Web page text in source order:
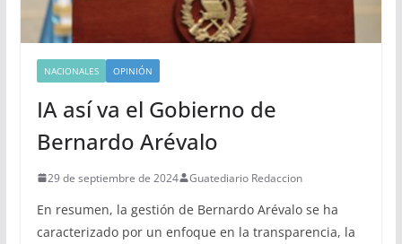
NACIONALES OPINIÓN
IA así va el Gobierno de
Bernardo Arévalo
29 de septiembre de 2024 Guatediario Redaccion
En resumen, la gestión de Bernardo Arévalo se ha
caracterizado por un enfoque en la transparencia, la